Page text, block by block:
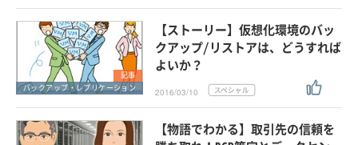
記事
バックアップ・レプリケーション
【ストーリー】仮想化環境のバッ
クアップ/リストアは、どうすれば
よいか？
2016/03/10
【物語でわかる】取引先の信頼を